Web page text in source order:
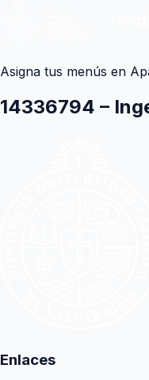
Asigna tus menús en
14336794 –
Enlaces